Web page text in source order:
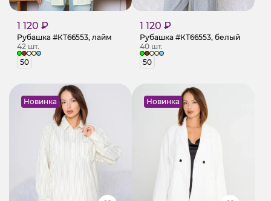
1 120 ₽
Рубашка #КТ66553, лайм
42 шт.
50
1 120 ₽
Рубашка #КТ66553, белый
40 шт.
50
Новинка Новинка